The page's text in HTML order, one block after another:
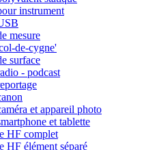
instrument
mesure
de-cygne'
surface
- podcast
et appareil photo
et tablette
HF complet
HF élément séparé